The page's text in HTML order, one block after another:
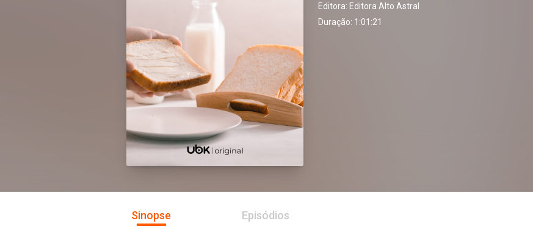
Editora: Editora Alto Astral
Duração: 1:01:21
Sinopse Episódios